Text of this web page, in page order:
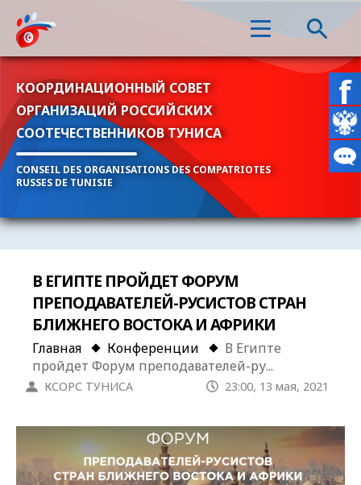
КООРДИНАЦИОННЫЙ СОВЕТ
ОРГАНИЗАЦИЙ РОССИЙСКИХ
СООТЕЧЕСТВЕННИКОВ ТУНИСА
CONSEIL DES ORGANISATIONS DES COMPATRIOTES
RUSSES DE TUNISIE
В ЕГИПТЕ ПРОЙДЕТ ФОРУМ
ПРЕПОДАВАТЕЛЕЙ-РУСИСТОВ СТРАН
БЛИЖНЕГО ВОСТОКА И АФРИКИ
Главная Конференции
В Египте
пройдет Форум преподавателей-ру...
КСОРС ТУНИСА 23:00, 13 мая, 2021